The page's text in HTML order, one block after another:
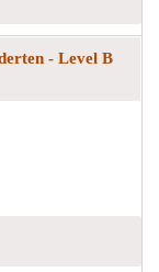
- Level B